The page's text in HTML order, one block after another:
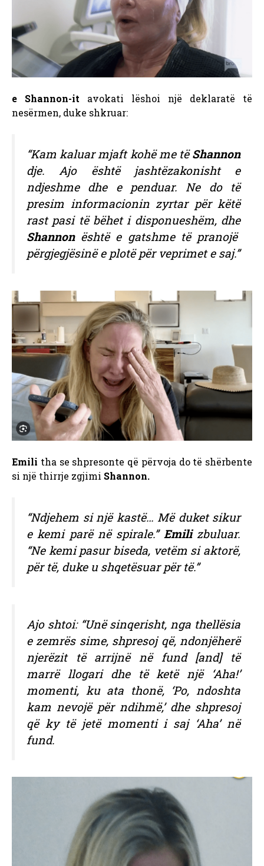
e Shannon-it avokati lëshoi ​​një deklaratë të
nesërmen, duke shkruar:
“Kam kaluar mjaft kohë me tëShannon
dje. Ajo është jashtëzakonisht e
ndjeshme dhe e penduar. Ne do të
presim informacionin zyrtar për këtë
rast pasi të bëhet i disponueshëm, dhe
Shannonështë e gatshme të pranojë
përgjegjësinë e plotë për veprimet e saj.”
Emili tha se shpresonte që përvoja do të shërbente
si një thirrje zgjimi Shannon.
“Ndjehem si një kastë… Më duket sikur
e kemi parë në spirale.” Emilizbuluar.
“Ne kemi pasur biseda, vetëm si aktorë,
për të, duke u shqetësuar për të.”
Ajo shtoi: “Unë sinqerisht, nga thellësia
e zemrës sime, shpresoj që, ndonjëherë
njerëzit të arrijnë në fund [and] të
marrë llogari dhe të ketë një ‘Aha!’
momenti, ku ata thonë, ‘Po, ndoshta
kam nevojë për ndihmë,’ dhe shpresoj
që ky të jetë momenti i saj ‘Aha’ në
fund.